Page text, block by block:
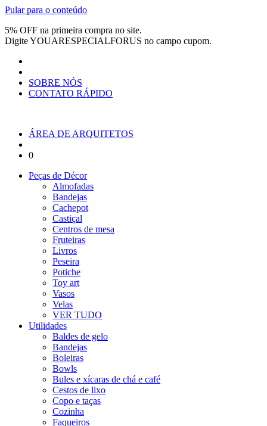
Pular para o conteúdo
5% OFF na primeira compra no site.
DigiteYOUARESPECIALFORUS no campo cupom.
SOBRE NÓS
CONTATO RÁPIDO
ÁREA DE ARQUITETOS
0
Peças de Décor
Almofadas
Bandejas
Cachepot
Castiçal
Centros de mesa
Fruteiras
Livros
Peseira
Potiche
Toy art
Vasos
Velas
VER TUDO
Utilidades
Baldes de gelo
Bandejas
Boleiras
Bowls
Bules e xícaras de chá e café
Cestos de lixo
Copo e taças
Cozinha
Faqueiros